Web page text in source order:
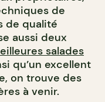
de
de qualité
aussi deux
salades
qu’un excellent
on trouve des
à venir.